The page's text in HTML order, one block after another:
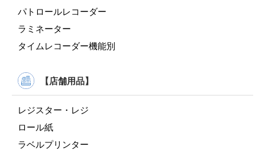
パトロールレコーダー
ラミネーター
タイムレコーダー機能別
【店舗用品】
レジスター・レジ
ロール紙
ラベルプリンター